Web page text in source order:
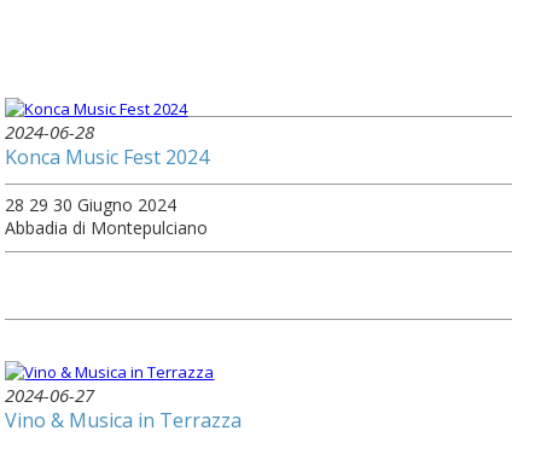
2024-06-28
Konca Music Fest 2024
28 29 30 Giugno 2024
Abbadia di Montepulciano
2024-06-27
Vino & Musica in Terrazza